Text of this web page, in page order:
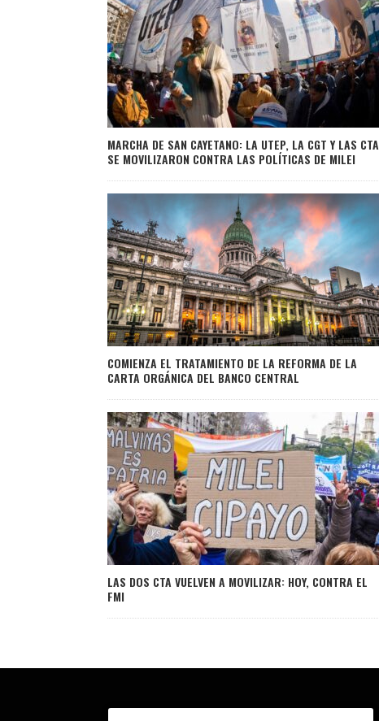
MARCHA DE SAN CAYETANO: LA UTEP, LA CGT Y LAS CTA
SE MOVILIZARON CONTRA LAS POLÍTICAS DE MILEI
COMIENZA EL TRATAMIENTO DE LA REFORMA DE LA
CARTA ORGÁNICA DEL BANCO CENTRAL
LAS DOS CTA VUELVEN A MOVILIZAR: HOY, CONTRA EL
FMI